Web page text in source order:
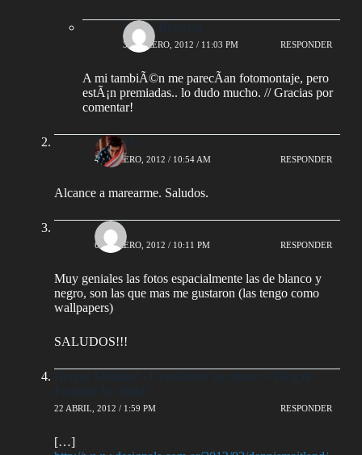
Lucila Bertazza
3 FEBRERO, 2012 / 11:03 PM RESPONDER
A mi tambiÃ©n me parecÃ­an fotomontaje, pero
estÃ¡n premiadas.. lo dudo mucho. // Gracias por
comentar!
Jualferx
4 FEBRERO, 2012 / 10:54 AM RESPONDER
Alcance a marearme. Saludos.
pipe6
6 FEBRERO, 2012 / 10:11 PM RESPONDER
Muy geniales las fotos espacialmente las de blanco y
negro, son las que mas me gustaron (las tengo como
wallpapers)
SALUDOS!!!
Dennis Maitland - Desafiando las alturas « Blog de
FotografÃ­a digital
22 ABRIL, 2012 / 1:59 PM RESPONDER
[…]